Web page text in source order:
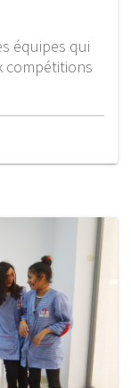
équipes qui
compétitions